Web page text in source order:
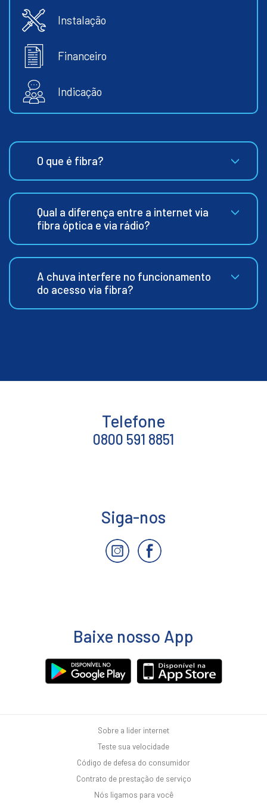
Instalação
Financeiro
Indicação
O que é fibra?
Qual a diferença entre a internet via
fibra óptica e via rádio?
A chuva interfere no funcionamento
do acesso via fibra?
Telefone
0800 591 8851
Siga-nos
Baixe nosso App
Sobre a lider internet
Teste sua velocidade
Código de defesa do consumidor
Contrato de prestação de serviço
Nós ligamos para você